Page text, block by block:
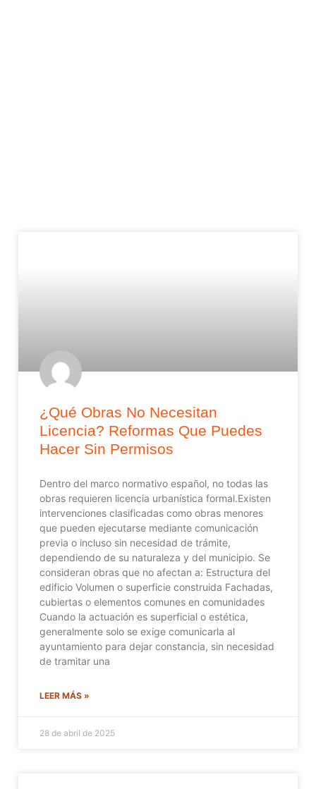
¿Qué Obras No Necesitan
Licencia? Reformas Que Puedes
Hacer Sin Permisos
Dentro del marco normativo español, no todas las
obras requieren licencia urbanística formal.Existen
intervenciones clasificadas como obras menores
que pueden ejecutarse mediante comunicación
previa o incluso sin necesidad de trámite,
dependiendo de su naturaleza y del municipio. Se
consideran obras que no afectan a: Estructura del
edificio Volumen o superficie construida Fachadas,
cubiertas o elementos comunes en comunidades
Cuando la actuación es superficial o estética,
generalmente solo se exige comunicarla al
ayuntamiento para dejar constancia, sin necesidad
de tramitar una
LEER MÁS »
28 de abril de 2025